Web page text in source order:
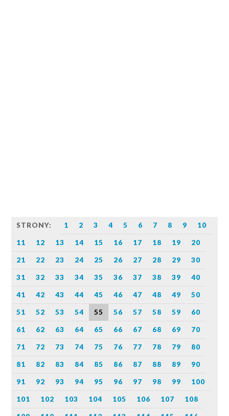
STRONY: 1 2 3 4 5 6 7 8 9 10
11 12 13 14 15 16 17 18 19 20
21 22 23 24 25 26 27 28 29 30
31 32 33 34 35 36 37 38 39 40
41 42 43 44 45 46 47 48 49 50
51 52 53 54 55 56 57 58 59 60
61 62 63 64 65 66 67 68 69 70
71 72 73 74 75 76 77 78 79 80
81 82 83 84 85 86 87 88 89 90
91 92 93 94 95 96 97 98 99 100
101 102 103 104 105 106 107 108